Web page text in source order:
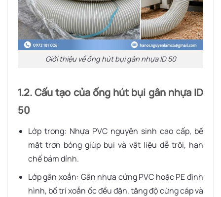
Giới thiệu về ống hút bụi gân nhựa ID 50
1.2. Cấu tạo của ống hút bụi gân nhựa ID
50
Lớp trong: Nhựa PVC nguyên sinh cao cấp, bề
mặt trơn bóng giúp bụi và vật liệu dễ trôi, hạn
chế bám dính.
Lớp gân xoắn: Gân nhựa cứng PVC hoặc PE định
hình, bố trí xoắn ốc đều đặn, tăng độ cứng cáp và